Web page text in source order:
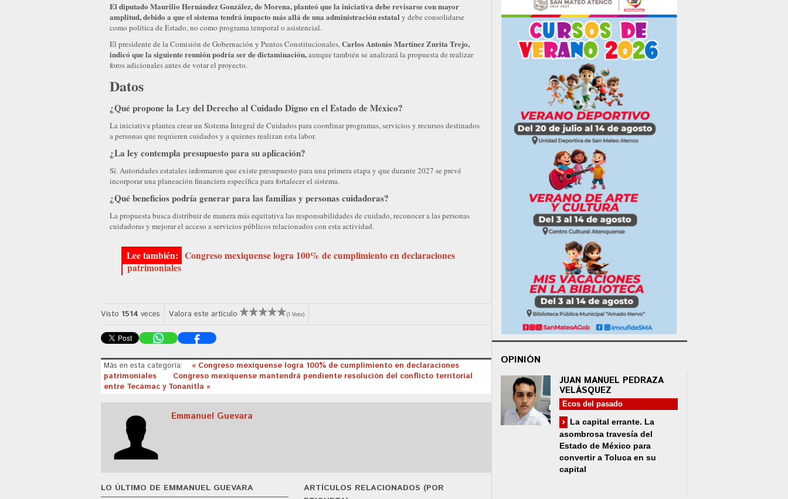
El diputado Maurilio Hernández González, de Morena, planteó que la iniciativa debe revisarse con mayor
amplitud, debido a que el sistema tendrá impacto más allá de una administración estatal y debe consolidarse
como política de Estado, no como programa temporal o asistencial.
El presidente de la Comisión de Gobernación y Puntos Constitucionales,Carlos Antonio Martínez Zurita Trejo,
indicó que la siguiente reunión podría ser de dictaminación,aunque también se analizará la propuesta de realizar
foros adicionales antes de votar el proyecto.
Datos
¿Qué propone la Ley del Derecho al Cuidado Digno en el Estado de México?
La iniciativa plantea crear un Sistema Integral de Cuidados para coordinar programas, servicios y recursos destinados
a personas que requieren cuidados y a quienes realizan esta labor.
¿La ley contempla presupuesto para su aplicación?
Sí. Autoridades estatales informaron que existe presupuesto para una primera etapa y que durante 2027 se prevé
incorporar una planeación financiera específica para fortalecer el sistema.
¿Qué beneficios podría generar para las familias y personas cuidadoras?
La propuesta busca distribuir de manera más equitativa las responsabilidades de cuidado, reconocer a las personas
cuidadoras y mejorar el acceso a servicios públicos relacionados con esta actividad.
Congreso mexiquense logra 100% de cumplimiento en declaraciones
patrimoniales
Visto 1514 veces Valora este artículo (1 Voto)
Más en esta categoría:
« Congreso mexiquense logra 100% de cumplimiento en declaraciones
patrimoniales
Congreso mexiquense mantendrá pendiente resolución del conflicto territorial
entre Tecámac y Tonanitla »
Emmanuel Guevara
LO ÚLTIMO DE EMMANUEL GUEVARA
ARTÍCULOS RELACIONADOS (POR
OPINIÓN
JUAN MANUEL PEDRAZA
VELÁSQUEZ
Ecos del pasado
La capital errante. La
asombrosa travesía del
Estado de México para
convertir a Toluca en su
capital